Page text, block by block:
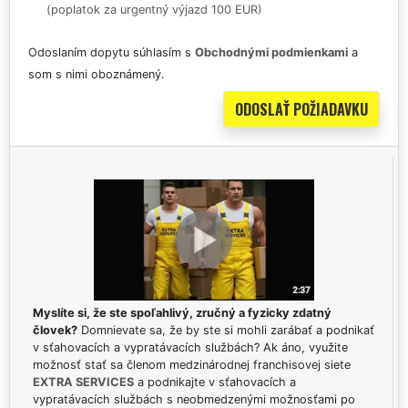
(poplatok za urgentný výjazd 100 EUR)
Odoslaním dopytu súhlasím s Obchodnými podmienkami a
som s nimi oboznámený.
Myslíte si, že ste spoľahlivý, zručný a fyzicky zdatný
človek? Domnievate sa, že by ste si mohli zarábať a podnikať
v sťahovacích a vypratávacích službách? Ak áno, využite
možnosť stať sa členom medzinárodnej franchisovej siete
EXTRA SERVICES a podnikajte v sťahovacích a
vypratávacích službách s neobmedzenými možnosťami po